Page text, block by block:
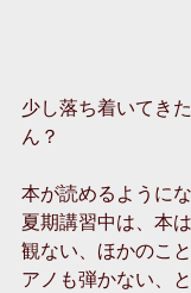
少し落ち着いてき
ん？
本が読めるようにな
夏期講習中は、本
観ない、ほかのこ
アノも弾かない、